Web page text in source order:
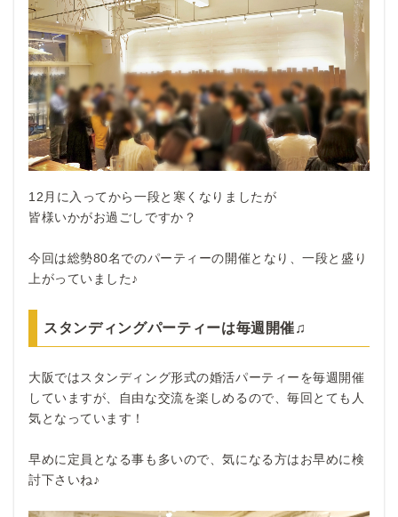
12月に入ってから一段と寒くなりましたが
皆様いかがお過ごしですか？
今回は総勢80名でのパーティーの開催となり、一段と盛り
上がっていました♪
スタンディングパーティーは毎週開催♫
大阪ではスタンディング形式の婚活パーティーを毎週開催
していますが、自由な交流を楽しめるので、毎回とても人
気となっています！
早めに定員となる事も多いので、気になる方はお早めに検
討下さいね♪